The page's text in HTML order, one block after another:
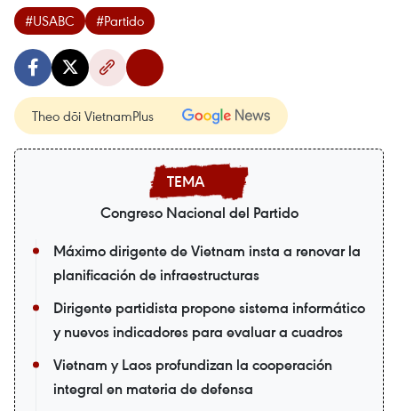
#USABC #Partido
Theo dõi VietnamPlus
Congreso Nacional del Partido
Máximo dirigente de Vietnam insta a renovar la
planificación de infraestructuras
Dirigente partidista propone sistema informático
y nuevos indicadores para evaluar a cuadros
Vietnam y Laos profundizan la cooperación
integral en materia de defensa